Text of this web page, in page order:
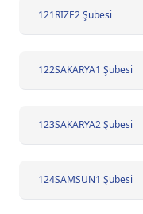
121RİZE2 Şubesi
122SAKARYA1 Şubesi
123SAKARYA2 Şubesi
124SAMSUN1 Şubesi